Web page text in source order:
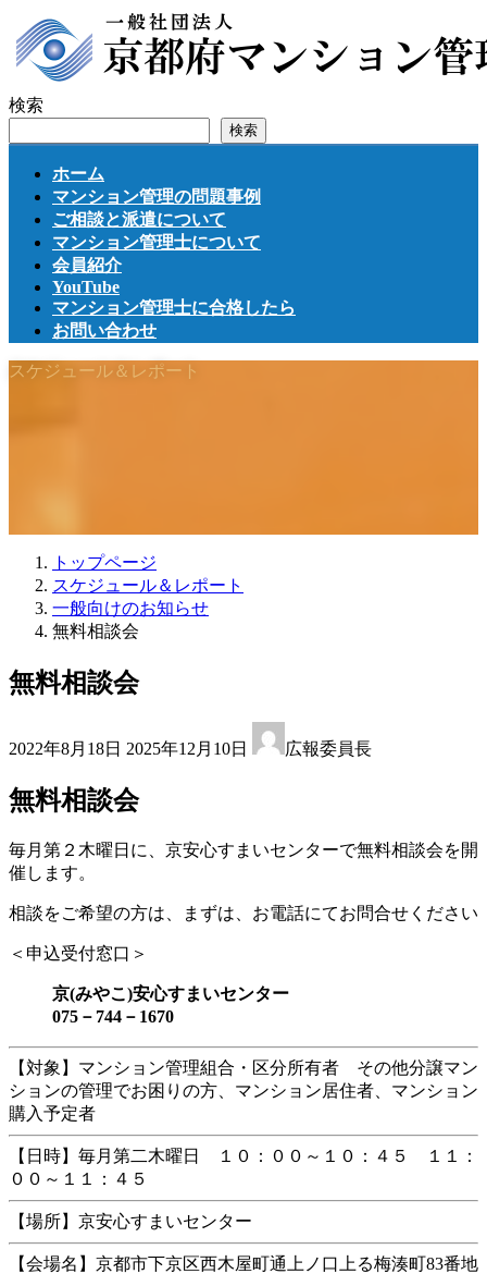
ン
テ
ツ
ビ
ゲ
シ
検索
検索
ホーム
マンション管理の問題事例
ご相談と派遣について
マンション管理士について
会員紹介
YouTube
マンション管理士に合格したら
お問い合わせ
スケジュール＆レポート
トップページ
スケジュール＆レポート
一般向けのお知らせ
無料相談会
無料相談会
2022年8月18日 終
新
時
2025年12月10日 広報委員長
無料相談会
毎月第２木曜日に、京安心すまいセンターで無料相談会を開
催します。
相談をご希望の方は、まずは、お電話にてお問合せください
＜申込受付窓口＞
京(みやこ)安心すまいセンター
075－744－1670
【対象】マンション管理組合・区分所有者 その他分譲マン
ションの管理でお困りの方、マンション居住者、マンション
購入予定者
【日時】毎月第二木曜日 １０：００～１０：４５ １１：
００～１１：４５
【場所】京安心すまいセンター
【会場名】京都市下京区西木屋町通上ノ口上る梅湊町83番地